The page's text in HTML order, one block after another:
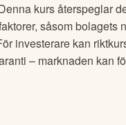
kurs återspeglar
såsom bolagets
investerare kan
– marknaden kan